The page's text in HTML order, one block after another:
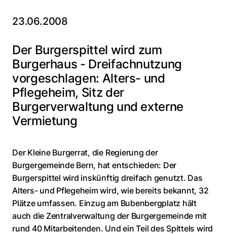
23.06.2008
Der Burgerspittel wird zum
Burgerhaus - Dreifachnutzung
vorgeschlagen: Alters- und
Pflegeheim, Sitz der
Burgerverwaltung und externe
Vermietung
Der Kleine Burgerrat, die Regierung der
Burgergemeinde Bern, hat entschieden: Der
Burgerspittel wird inskünftig dreifach genutzt. Das
Alters- und Pflegeheim wird, wie bereits bekannt, 32
Plätze umfassen. Einzug am Bubenbergplatz hält
auch die Zentralverwaltung der Burgergemeinde mit
rund 40 Mitarbeitenden. Und ein Teil des Spittels wird